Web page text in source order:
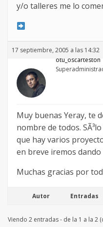
y/o talleres me lo
17 septiembre, 2005 a las 14:32
otu_oscarteston
Muy buenas Yeray, te
nombre de todos.
que hay varios
en breve iremos dando
Muchas gracias por
Autor Entradas
Viendo 2 entradas - de la 1 a la 2